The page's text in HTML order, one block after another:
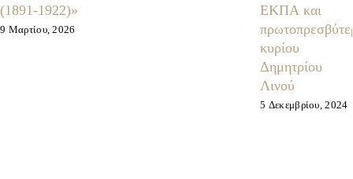
(1891-1922)»
9 Μαρτίου, 2026
ΕΚΠΑ και
κυρίου
Δημητρίου
Λινού
5 Δεκεμβρίου, 2024